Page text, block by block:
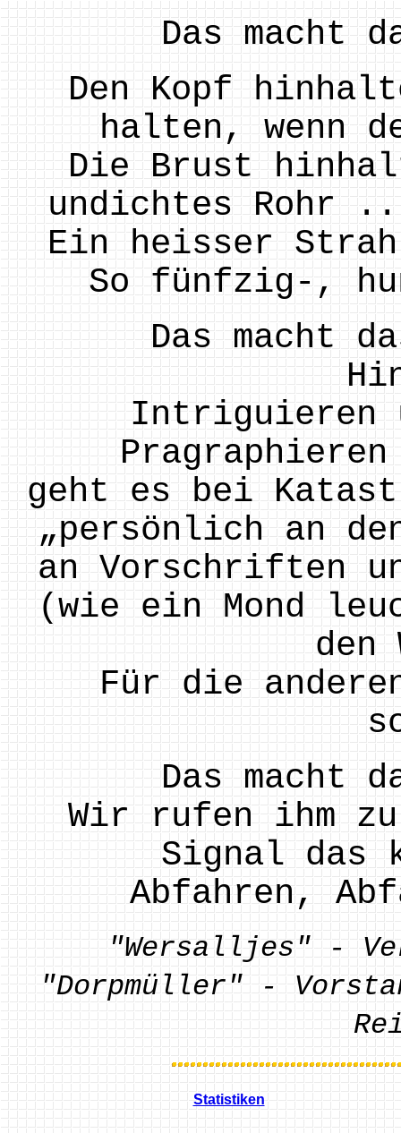
Das macht
Den Kopf
halten, wenn
Die Brust
undichtes Rohr
Ein heisser
So fünfzig-,
Das macht
Intriguieren
geht es bei
„persönlich an
an Vorschriften
(wie ein Mond
den
Für die
Das macht
Wir rufen ihm
Signal das
Abfahren,
"Wersalljes" -
"Dorpmüller" -
Statistiken